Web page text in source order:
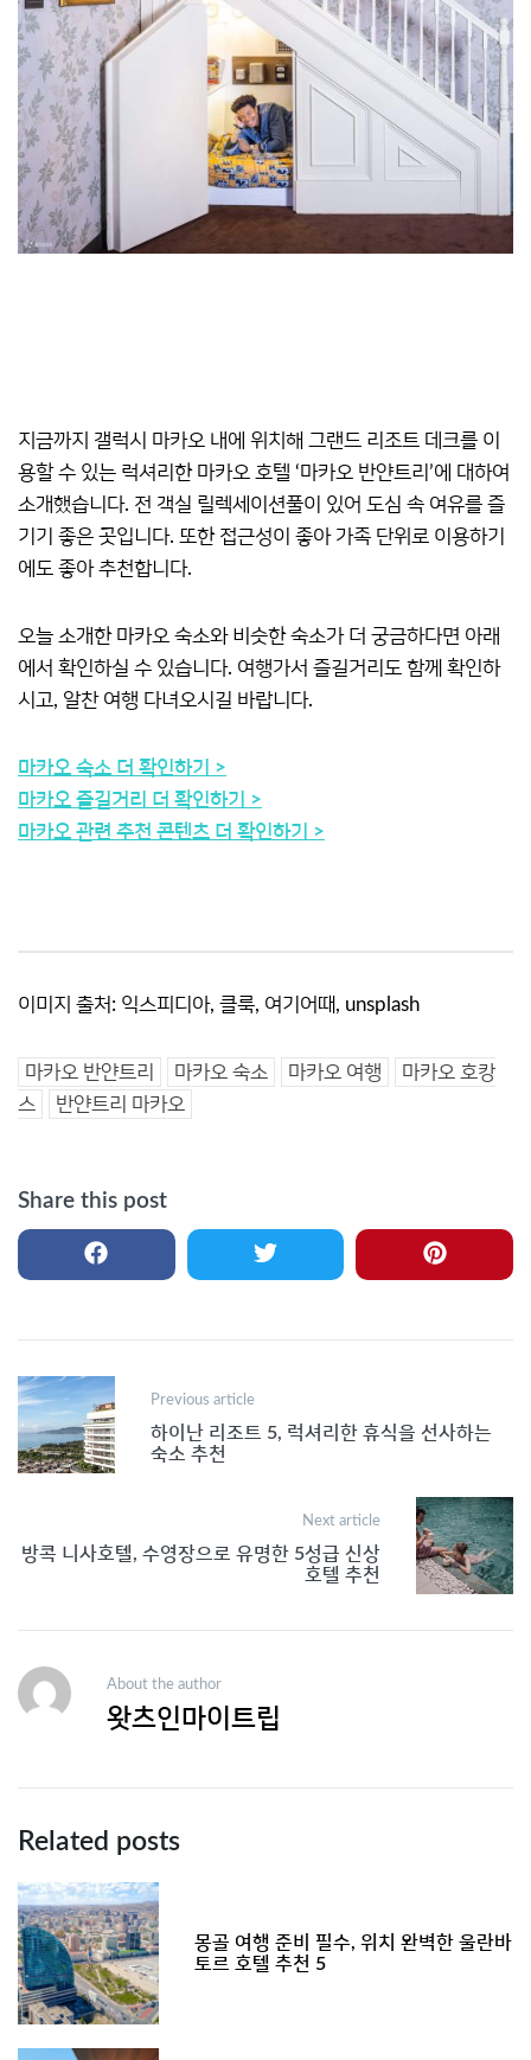
지금까지 갤럭시 마카오 내에 위치해 그랜드 리조트 데크를 이
용할 수 있는 럭셔리한 마카오 호텔 ‘마카오 반얀트리’에 대하여
소개했습니다. 전 객실 릴렉세이션풀이 있어 도심 속 여유를 즐
기기 좋은 곳입니다. 또한 접근성이 좋아 가족 단위로 이용하기
에도 좋아 추천합니다.
오늘 소개한 마카오 숙소와 비슷한 숙소가 더 궁금하다면 아래
에서 확인하실 수 있습니다. 여행가서 즐길거리도 함께 확인하
시고, 알찬 여행 다녀오시길 바랍니다.
마카오 숙소 더 확인하기 >
마카오 즐길거리 더 확인하기 >
마카오 관련 추천 콘텐츠 더 확인하기 >
이미지 출처: 익스피디아, 클룩, 여기어때, unsplash
마카오 반얀트리 마카오 숙소 마카오 여행
마카오 호캉
스
반얀트리 마카오
Share this post
Post
navigation
Previous article
하이난 리조트 5, 럭셔리한 휴식을 선사하는
숙소 추천
Next article
방콕 니사호텔, 수영장으로 유명한 5성급 신상
호텔 추천
About the author
왓츠인마이트립
Related posts
몽골 여행 준비 필수, 위치 완벽한 울란바
토르 호텔 추천 5